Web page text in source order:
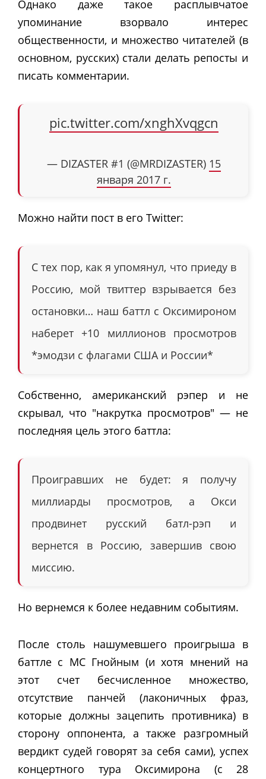
Однако даже такое расплывчатое
упоминание взорвало интерес
общественности, и множество читателей (в
основном, русских) стали делать репосты и
писать комментарии.
pic.twitter.com/xnghXvqgcn
— DIZASTER #1 (@MRDIZASTER) 15
января 2017 г.
Можно найти пост в его Twitter:
С тех пор, как я упомянул, что приеду в
Россию, мой твиттер взрывается без
остановки… наш баттл с Оксимироном
наберет +10 миллионов просмотров
*эмодзи с флагами США и России*
Собственно, американский рэпер и не
скрывал, что "накрутка просмотров" — не
последняя цель этого баттла:
Проигравших не будет: я получу
миллиарды просмотров, а Окси
продвинет русский батл-рэп и
вернется в Россию, завершив свою
миссию.
Но вернемся к более недавним событиям.
После столь нашумевшего проигрыша в
баттле с МС Гнойным (и хотя мнений на
этот счет бесчисленное множество,
отсутствие панчей (лаконичных фраз,
которые должны зацепить противника) в
сторону оппонента, а также разгромный
вердикт судей говорят за себя сами), успех
концертного тура Оксимирона (с 28